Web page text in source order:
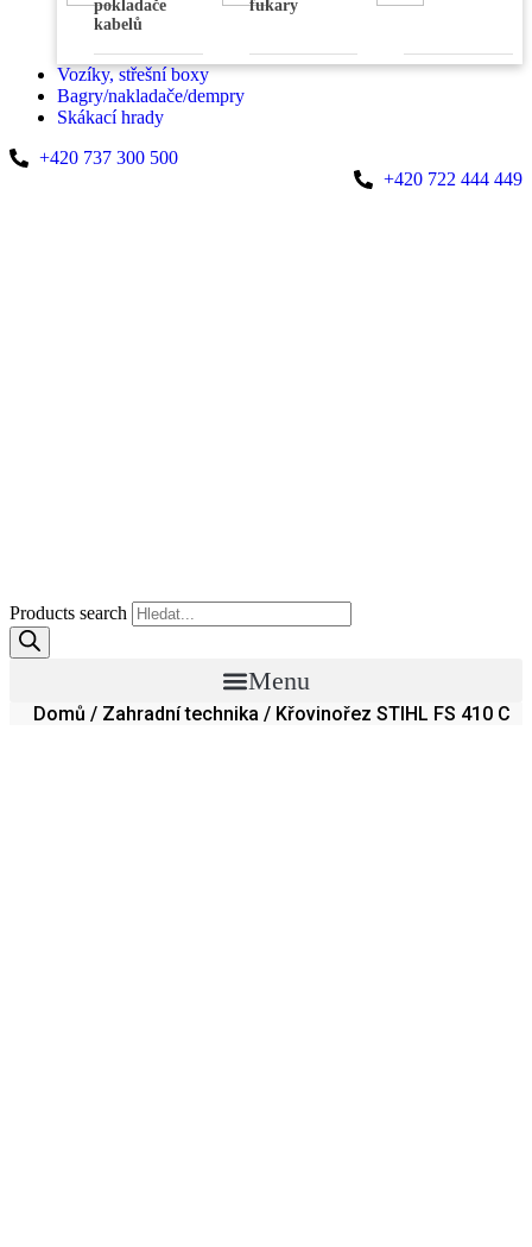
pokladače
kabelů
fukary
Vozíky, střešní boxy
Bagry/nakladače/dempry
Skákací hrady
+420 737 300 500
+420 722 444 449
Products search
Menu
Domů / Zahradní technika / Křovinořez STIHL FS 410 C